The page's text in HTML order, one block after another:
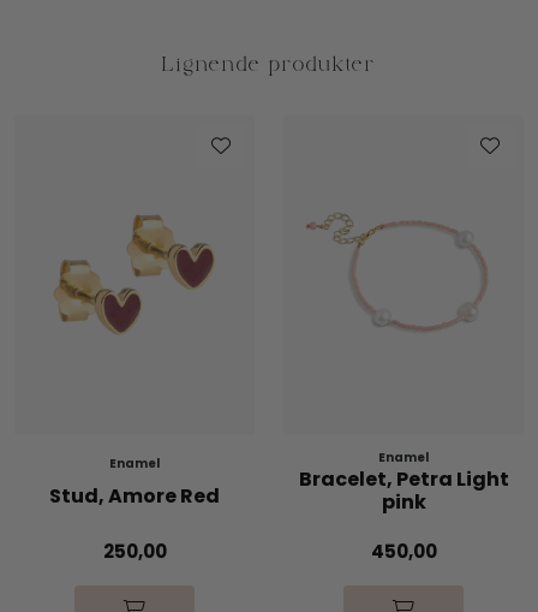
Enamel
Stud, Amore Red
250,00
Enamel
Bracelet, Petra Light
pink
450,00